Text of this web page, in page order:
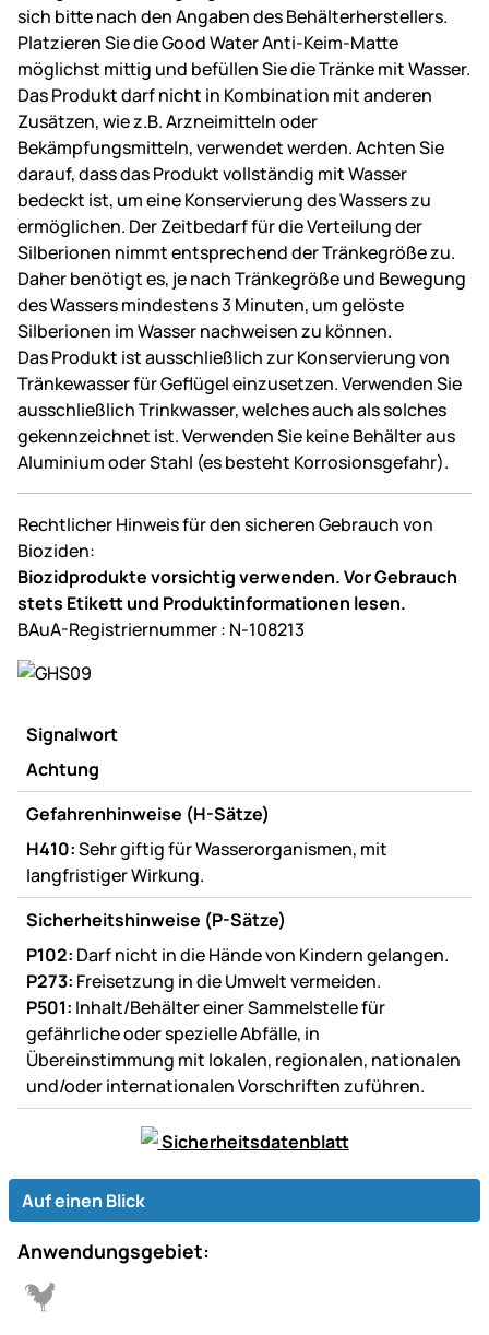
sich bitte nach den Angaben des Behälterherstellers.
Platzieren Sie die Good Water Anti-Keim-Matte
möglichst mittig und befüllen Sie die Tränke mit Wasser.
Das Produkt darf nicht in Kombination mit anderen
Zusätzen, wie z.B. Arzneimitteln oder
Bekämpfungsmitteln, verwendet werden. Achten Sie
darauf, dass das Produkt vollständig mit Wasser
bedeckt ist, um eine Konservierung des Wassers zu
ermöglichen. Der Zeitbedarf für die Verteilung der
Silberionen nimmt entsprechend der Tränkegröße zu.
Daher benötigt es, je nach Tränkegröße und Bewegung
des Wassers mindestens 3 Minuten, um gelöste
Silberionen im Wasser nachweisen zu können.
Das Produkt ist ausschließlich zur Konservierung von
Tränkewasser für Geflügel einzusetzen. Verwenden Sie
ausschließlich Trinkwasser, welches auch als solches
gekennzeichnet ist. Verwenden Sie keine Behälter aus
Aluminium oder Stahl (es besteht Korrosionsgefahr).
Rechtlicher Hinweis für den sicheren Gebrauch von
Bioziden:
Biozidprodukte vorsichtig verwenden. Vor Gebrauch
stets Etikett und Produktinformationen lesen.
BAuA-Registriernummer : N-108213
Signalwort
Achtung
Gefahrenhinweise (H-Sätze)
H410:Sehr giftig für Wasserorganismen, mit
langfristiger Wirkung.
Sicherheitshinweise (P-Sätze)
P102: Darf nicht in die Hände von Kindern gelangen.
P273: Freisetzung in die Umwelt vermeiden.
P501: Inhalt/Behälter einer Sammelstelle für
gefährliche oder spezielle Abfälle, in
Übereinstimmung mit lokalen, regionalen, nationalen
und/oder internationalen Vorschriften zuführen.
Sicherheitsdatenblatt
Auf einen Blick
Anwendungsgebiet: